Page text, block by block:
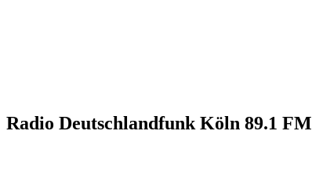
Radio Deutschlandfunk Köln 89.1 FM